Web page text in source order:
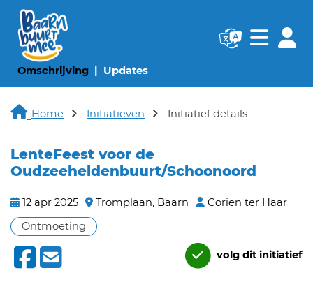
Omschrijving(huidige pagina)
Updates(huidige pagina)
Navigatie
Home Initiatieven Initiatief details
LenteFeest voor de
Oudzeeheldenbuurt/Schoonoord
12 apr 2025 Tromplaan, Baarn
Corien ter Haar
Ontmoeting
volg dit initiatief